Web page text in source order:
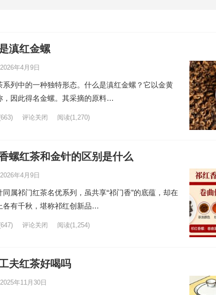
滇红金螺
年4月9日
系列中的一种独特形态。什么是滇红金螺？它以金黄
，因此得名金螺。其采摘的原料…
评论关闭 阅读(1,270)
螺红茶和金针的区别是什么
年4月9日
属祁门红茶名优系列，虽共享“祁门香”的底蕴，却在
各有千秋，堪称祁红创新品…
评论关闭 阅读(1,254)
夫红茶好喝吗
年11月30日